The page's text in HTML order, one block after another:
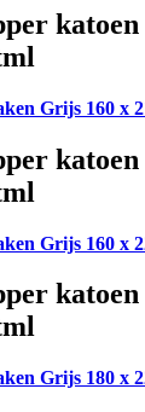
katoen
Grijs 160 x
katoen
Grijs 160 x
katoen
Grijs 180 x